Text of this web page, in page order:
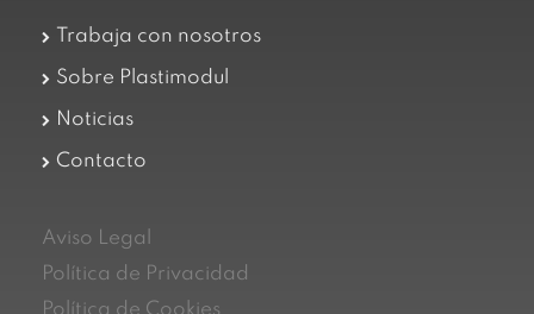
Trabaja con nosotros
Sobre Plastimodul
Noticias
Contacto
Aviso Legal
Política de Privacidad
Política de Cookies